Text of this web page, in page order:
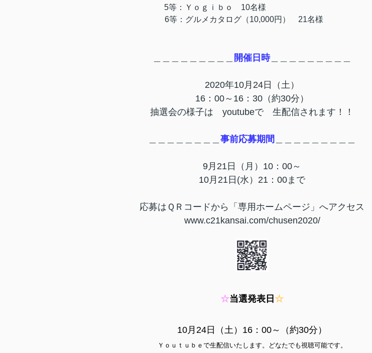
5等：Ｙｏｇｉｂｏ 10名様
6等：グルメカタログ（10,000円） 21名様
開催日時＿＿＿＿＿＿＿＿＿
2020年10月24日（土）
16：00～16：30（約30分）
抽選会の様子は youtubeで 生配信されます！！
事前応募期間
9月21日（月）10：00～
10月21日(水）21：00まで
応募はＱＲコードから「専用ホームページ」へアクセス
www.c21kansai.com/chusen2020/
☆当選発表日 ☆
10月24日（土）16：00～（約30分）
Ｙｏｕｔｕｂｅで生配信いたします。どなたでも視聴可能です。